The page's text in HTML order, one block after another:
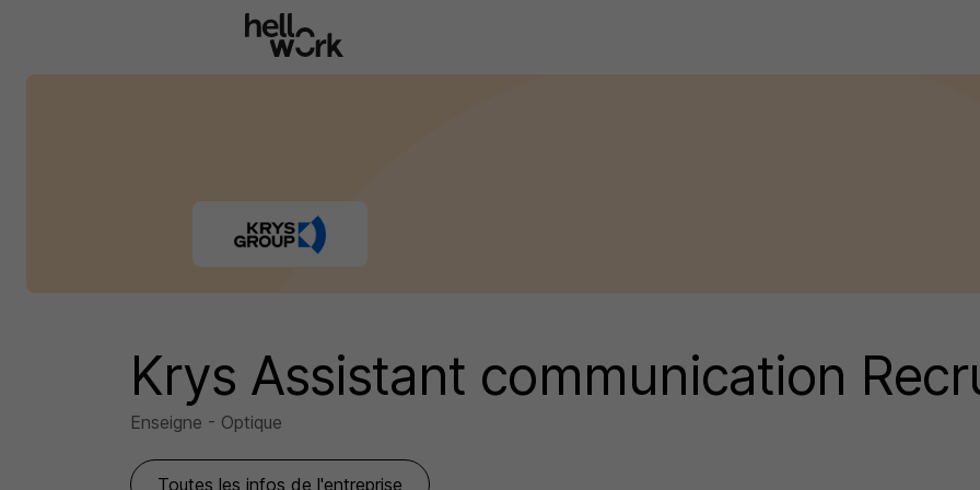
Krys Assistant communication
Enseigne - Optique
Toutes les infos de l'entreprise